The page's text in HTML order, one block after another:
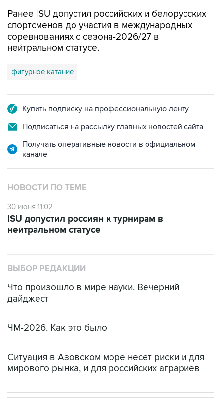
Ранее ISU допустил российских и белорусских
спортсменов до участия в международных
соревнованиях с сезона-2026/27 в
нейтральном статусе.
фигурное катание
Купить подписку на профессиональную ленту
Подписаться на рассылку главных новостей сайта
Получать оперативные новости в официальном
канале
НОВОСТИ ПО ТЕМЕ
30 июня 11:02
ISU допустил россиян к турнирам в
нейтральном статусе
ВЫБОР РЕДАКЦИИ
Что произошло в мире науки. Вечерний
дайджест
ЧМ-2026. Как это было
Ситуация в Азовском море несет риски и для
мирового рынка, и для российских аграриев